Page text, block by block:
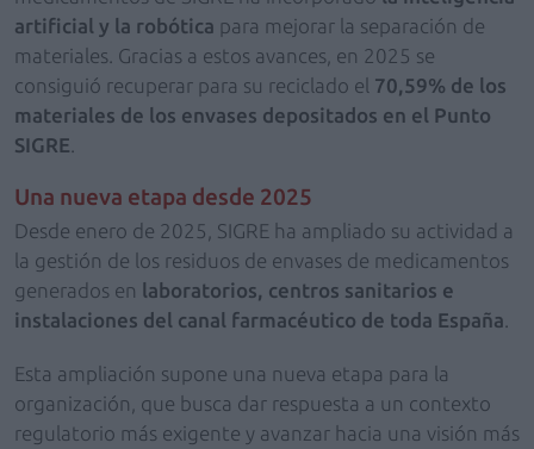
artificial y la robótica para mejorar la separación de
materiales. Gracias a estos avances, en 2025 se
consiguió recuperar para su reciclado el 70,59% de los
materiales de los envases depositados en el Punto
SIGRE
Una nueva etapa desde 2025
Desde enero de 2025, SIGRE ha ampliado su actividad a
la gestión de los residuos de envases de medicamentos
generados en laboratorios, centros sanitarios e
instalaciones del canal farmacéutico de toda España
Esta ampliación supone una nueva etapa para la
organización, que busca dar respuesta a un contexto
regulatorio más exigente y avanzar hacia una visión más